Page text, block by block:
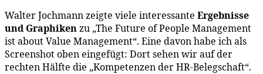
Walter Jochmann zeigte viele interessante Ergebnisse
und Graphikenzu „The Future of People Management
ist about Value Management“. Eine davon habe ich als
Screenshot oben eingefügt: Dort sehen wir auf der
rechten Hälfte die „Kompetenzen der HR-Belegschaft“.